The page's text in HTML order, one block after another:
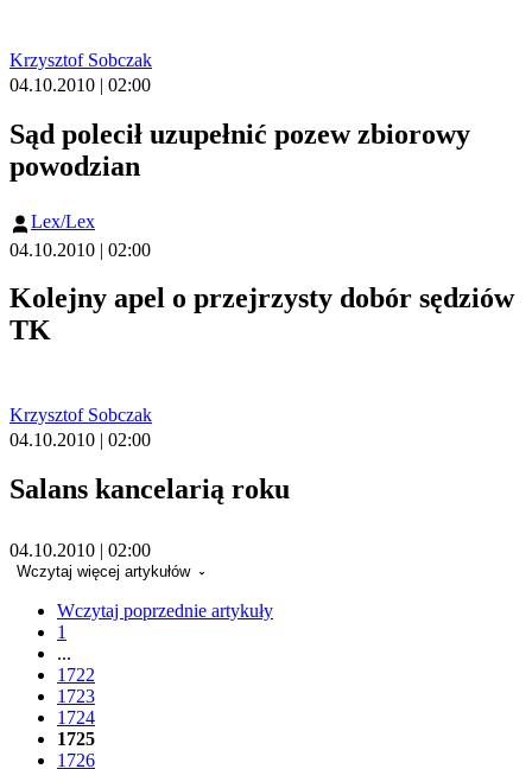
Krzysztof Sobczak
04.10.2010 | 02:00
Sąd polecił uzupełnić pozew zbiorowy
powodzian
Lex/Lex
04.10.2010 | 02:00
Kolejny apel o przejrzysty dobór sędziów
TK
Krzysztof Sobczak
04.10.2010 | 02:00
Salans kancelarią roku
04.10.2010 | 02:00
Wczytaj więcej artykułów
Wczytaj poprzednie artykuły
1
...
1722
1723
1724
1725
1726